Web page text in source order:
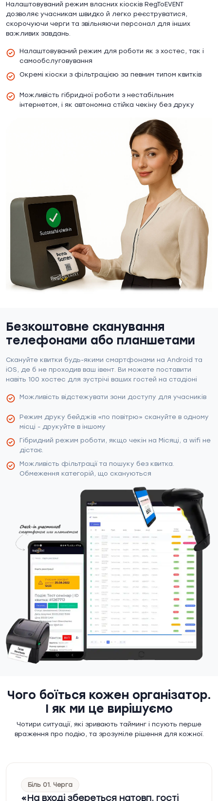
Налаштовуваний режим власних кіосків RegToEVENT
дозволяє учасникам швидко й легко реєструватися,
скорочуючи черги та звільняючи персонал для інших
важливих завдань.
Налаштовуваний режим для роботи як з хостес, так і
самообслуговування
Окремі кіоски з фільтрацією за певним типом квитків
Можливість гібридної роботи з нестабільним
інтернетом, і як автономна стійка чекіну без друку
Безкоштовне сканування
телефонами або планшетами
Скануйте квитки будь-якими смартфонами на Android та
iOS, де б не проходив ваш івент. Ви можете поставити
навіть 100 хостес для зустрічі ваших гостей на стадіоні
Можливість відстежувати зони доступу для учасників
Режим друку бейджів «по повітрю» скануйте в одному
місці - друкуйте в іншому
Гібридний режим роботи, якщо чекін на Місяці, а wifi не
дістає.
Можливість фільтрації та пошуку без квитка.
Обмеження категорій, що скануються
Чого боїться кожен організатор.
І як ми це вирішуємо
Чотири ситуації, які зривають тайминг і псують перше
враження про подію, та зрозуміле рішення для кожної.
Біль 01. Черга
На вході збереться натовп, гості